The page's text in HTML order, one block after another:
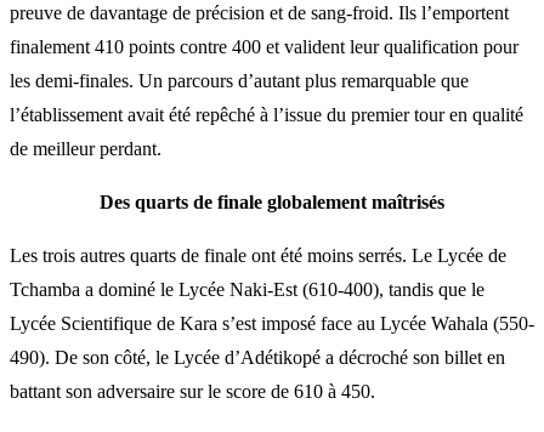
preuve de davantage de précision et de sang-froid. Ils l’emportent
finalement 410 points contre 400 et valident leur qualification pour
les demi-finales. Un parcours d’autant plus remarquable que
l’établissement avait été repêché à l’issue du premier tour en qualité
de meilleur perdant.
Des quarts de finale globalement maîtrisés
Les trois autres quarts de finale ont été moins serrés. Le Lycée de
Tchamba a dominé le Lycée Naki-Est (610-400), tandis que le
Lycée Scientifique de Kara s’est imposé face au Lycée Wahala (550-
490). De son côté, le Lycée d’Adétikopé a décroché son billet en
battant son adversaire sur le score de 610 à 450.